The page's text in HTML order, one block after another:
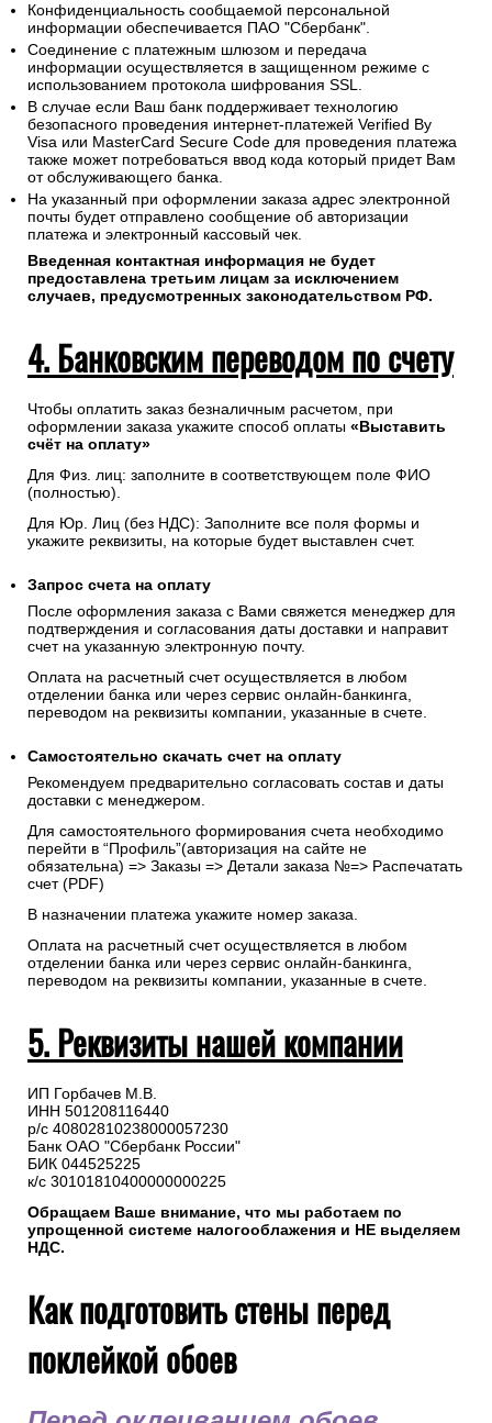
Конфиденциальность сообщаемой персональной
информации обеспечивается ПАО "Сбербанк".
Соединение с платежным шлюзом и передача
информации осуществляется в защищенном режиме с
использованием протокола шифрования SSL.
В случае если Ваш банк поддерживает технологию
безопасного проведения интернет-платежей Verified By
Visa или MasterCard Secure Code для проведения платежа
также может потребоваться ввод кода который придет Вам
от обслуживающего банка.
На указанный при оформлении заказа адрес электронной
почты будет отправлено сообщение об авторизации
платежа и электронный кассовый чек.
Введенная контактная информация не будет
предоставлена третьим лицам за исключением
случаев, предусмотренных законодательством РФ.
4. Банковским переводом по счету
Чтобы оплатить заказ безналичным расчетом, при
оформлении заказа укажите способ оплаты «Выставить
счёт на оплату»
Для Физ. лиц: заполните в соответствующем поле ФИО
(полностью).
Для Юр. Лиц (без НДС): Заполните все поля формы и
укажите реквизиты, на которые будет выставлен счет.
Запрос счета на оплату
После оформления заказа с Вами свяжется менеджер для
подтверждения и согласования даты доставки и направит
счет на указанную электронную почту.
Оплата на расчетный счет осуществляется в любом
отделении банка или через сервис онлайн-банкинга,
переводом на реквизиты компании, указанные в счете.
Самостоятельно скачать счет на оплату
Рекомендуем предварительно согласовать состав и даты
доставки с менеджером.
Для самостоятельного формирования счета необходимо
перейти в “Профиль”(авторизация на сайте не
обязательна) => Заказы => Детали заказа №=> Распечатать
счет (PDF)
В назначении платежа укажите номер заказа.
Оплата на расчетный счет осуществляется в любом
отделении банка или через сервис онлайн-банкинга,
переводом на реквизиты компании, указанные в счете.
5. Реквизиты нашей компании
ИП Горбачев М.В.
ИНН 501208116440
р/с 40802810238000057230
Банк ОАО "Сбербанк России"
БИК 044525225
к/с 30101810400000000225
Обращаем Ваше внимание, что мы работаем по
упрощенной системе налогооблажения и НЕ выделяем
НДС.
Как подготовить стены перед
поклейкой обоев